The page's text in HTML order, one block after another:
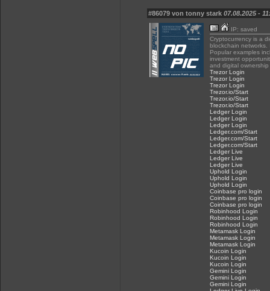
#86079 von tonny stark 07.08.2025 -
IP: saved
Cryptocurrency is a
blockchain networks.
Popular examples
investment
and digital ownership
Trezor Login
Trezor Login
Trezor Login
Trezor.io/Start
Trezor.io/Start
Trezor.io/Start
Ledger Login
Ledger Login
Ledger Login
Ledger.com/Start
Ledger.com/Start
Ledger.com/Start
Ledger Live
Ledger Live
Ledger Live
Uphold Login
Uphold Login
Uphold Login
Coinbase pro login
Coinbase pro login
Coinbase pro login
Robinhood Login
Robinhood Login
Robinhood Login
Metamask Login
Metamask Login
Metamask Login
Kucoin Login
Kucoin Login
Kucoin Login
Gemini Login
Gemini Login
Gemini Login